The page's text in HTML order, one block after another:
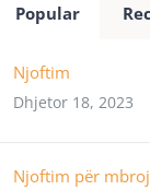
Popular
Njoftim
Dhjetor 18, 2023
Njoftim për